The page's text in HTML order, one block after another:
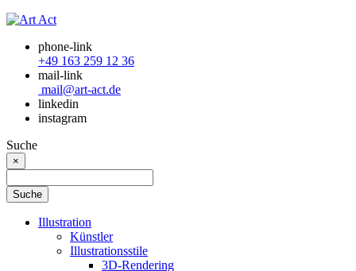
phone-link
+49 163 259 12 36
mail-link
mail@art-act.de
linkedin
instagram
Suche
×
Illustration
Künstler
Illustrationsstile
3D-Rendering